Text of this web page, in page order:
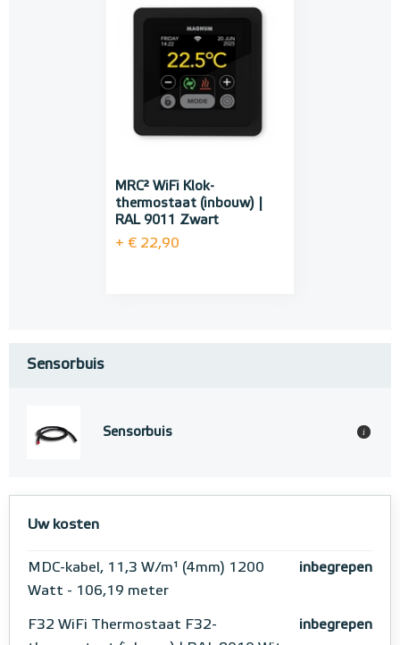
MRC² WiFi Klok-
thermostaat (inbouw) |
RAL 9011 Zwart
+ € 22,90
Sensorbuis
Sensorbuis i
Uw kosten
MDC-kabel, 11,3 W/m¹ (4mm) 1200
Watt - 106,19 meter
inbegrepen
F32 WiFi Thermostaat F32-
inbegrepen